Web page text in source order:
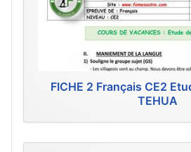
FICHE 2 Français CE2
TEHUA